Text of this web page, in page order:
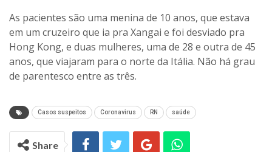
As pacientes são uma menina de 10 anos, que estava
em um cruzeiro que ia pra Xangai e foi desviado pra
Hong Kong, e duas mulheres, uma de 28 e outra de 45
anos, que viajaram para o norte da Itália. Não há grau
de parentesco entre as três.
Casos suspeitos Coronavirus RN saúde
Share